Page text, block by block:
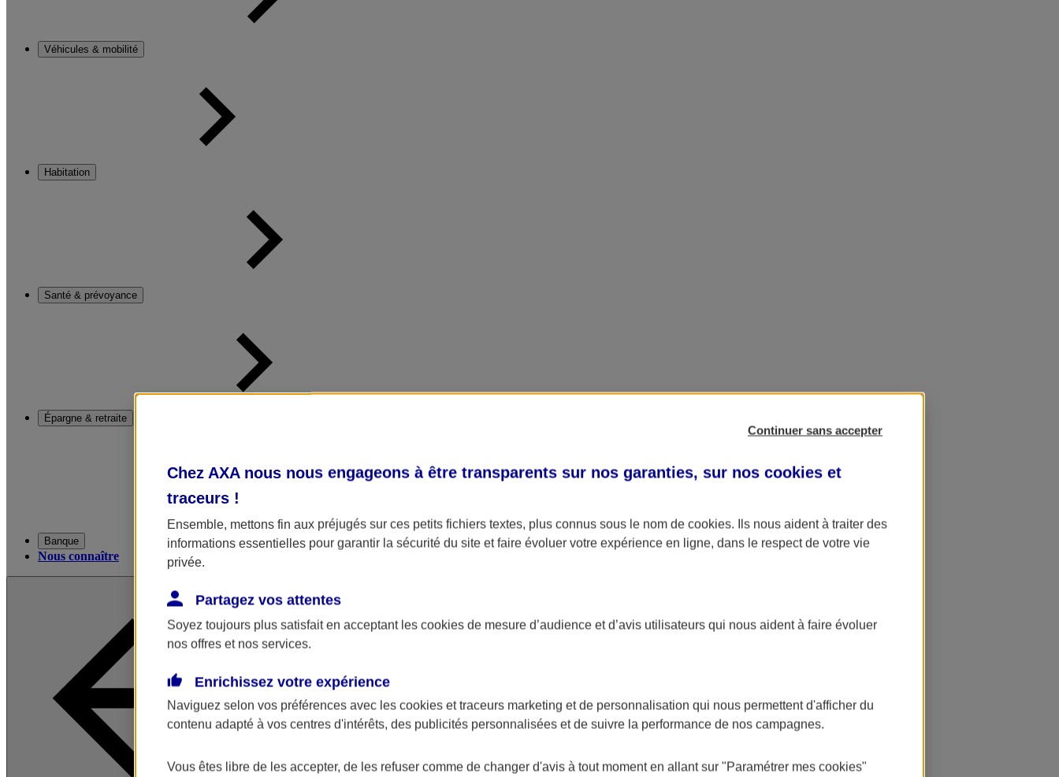
Véhicules & mobilité
Habitation
Santé & prévoyance
Épargne & retraite
Banque
Nous connaître
Continuer sans accepter
Chez AXA nous nous engageons à être transparents sur nos garanties, sur nos cookies et
traceurs !
Ensemble, mettons fin aux préjugés sur ces petits fichiers textes, plus connus sous le nom de cookies. Ils nous aident à traiter des
informations essentielles pour garantir la sécurité du site et faire évoluer votre expérience en ligne, dans le respect de votre vie
privée.
Partagez vos attentes
Soyez toujours plus satisfait en acceptant les cookies de mesure d’audience et d’avis utilisateurs qui nous aident à faire évoluer
nos offres et nos services.
Enrichissez votre expérience
Naviguez selon vos préférences avec les cookies et traceurs marketing et de personnalisation qui nous permettent d'afficher du
contenu adapté à vos centres d'intérêts, des publicités personnalisées et de suivre la performance de nos campagnes.
Vous êtes libre de les accepter, de les refuser comme de changer d'avis à tout moment en allant sur "Paramétrer mes cookies"